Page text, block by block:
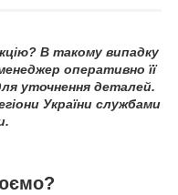
В такому випадку
оперативно її
уточнення деталей.
України службами